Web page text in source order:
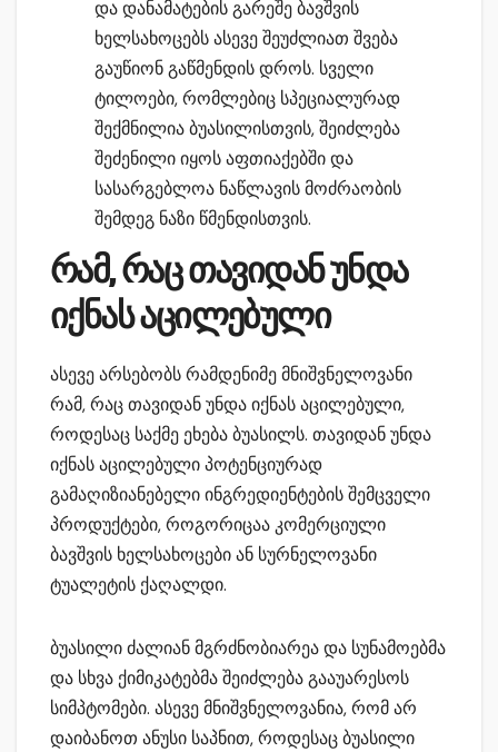
და დანამატების გარეშე ბავშვის
ხელსახოცებს ასევე შეუძლიათ შვება
გაუწიონ გაწმენდის დროს. სველი
ტილოები, რომლებიც სპეციალურად
შექმნილია ბუასილისთვის, შეიძლება
შეძენილი იყოს აფთიაქებში და
სასარგებლოა ნაწლავის მოძრაობის
შემდეგ ნაზი წმენდისთვის.
რამ, რაც თავიდან უნდა
იქნას აცილებული
ასევე არსებობს რამდენიმე მნიშვნელოვანი
რამ, რაც თავიდან უნდა იქნას აცილებული,
როდესაც საქმე ეხება ბუასილს. თავიდან უნდა
იქნას აცილებული პოტენციურად
გამაღიზიანებელი ინგრედიენტების შემცველი
პროდუქტები, როგორიცაა კომერციული
ბავშვის ხელსახოცები ან სურნელოვანი
ტუალეტის ქაღალდი.
ბუასილი ძალიან მგრძნობიარეა და სუნამოებმა
და სხვა ქიმიკატებმა შეიძლება გააუარესოს
სიმპტომები. ასევე მნიშვნელოვანია, რომ არ
დაიბანოთ ანუსი საპნით, როდესაც ბუასილი